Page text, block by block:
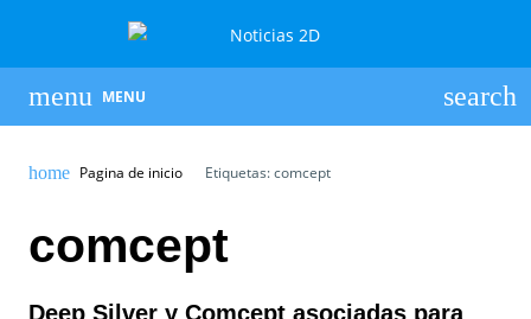
MENU
Pagina de inicio Etiquetas: comcept
comcept
Deep Silver y Comcept asociadas para